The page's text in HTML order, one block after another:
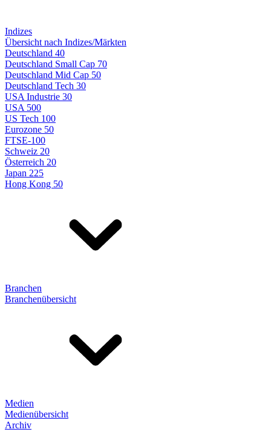
Indizes
Übersicht nach Indizes/Märkten
Deutschland 40
Deutschland Small Cap 70
Deutschland Mid Cap 50
Deutschland Tech 30
USA Industrie 30
USA 500
US Tech 100
Eurozone 50
FTSE-100
Schweiz 20
Österreich 20
Japan 225
Hong Kong 50
Branchen
Branchenübersicht
Medien
Medienübersicht
Archiv